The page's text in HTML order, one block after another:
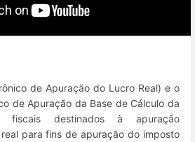
de Apuração do Lucro Real) e o
de Apuração da Base de Cálculo da
fiscais destinados à apuração
para fins de apuração do imposto